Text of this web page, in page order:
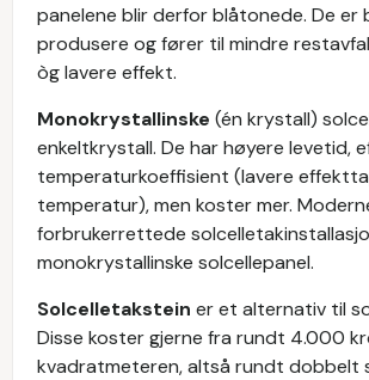
panelene blir derfor blåtonede. De er
produsere og fører til mindre
òg lavere effekt.
Monokrystallinske (én krystall)
enkeltkrystall. De har høyere levetid,
temperaturkoeffisient (lavere
temperatur), men koster mer.
forbrukerrettede
monokrystallinske solcellepanel.
Solcelletakstein er et alternativ til
Disse koster gjerne fra rundt 4.000
kvadratmeteren, altså rundt dobbelt